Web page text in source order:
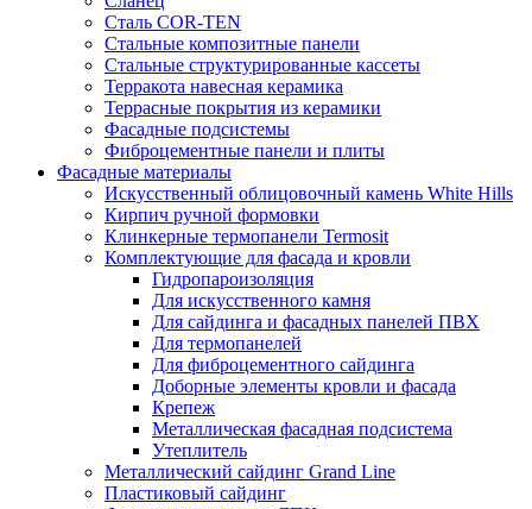
Сталь COR-TEN
Стальные композитные панели
Стальные структурированные кассеты
Терракота навесная керамика
Террасные покрытия из керамики
Фасадные подсистемы
Фиброцементные панели и плиты
Фасадные материалы
Искусственный облицовочный камень White Hills
Кирпич ручной формовки
Клинкерные термопанели Termosit
Комплектующие для фасада и кровли
Гидропароизоляция
Для искусственного камня
Для сайдинга и фасадных панелей ПВХ
Для термопанелей
Для фиброцементного сайдинга
Доборные элементы кровли и фасада
Крепеж
Металлическая фасадная подсистема
Утеплитель
Металлический сайдинг Grand Line
Пластиковый сайдинг